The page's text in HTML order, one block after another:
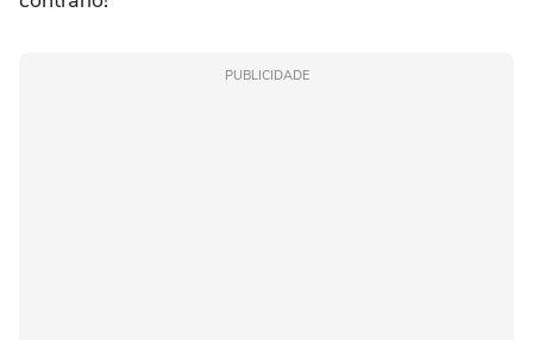
PUBLICIDADE